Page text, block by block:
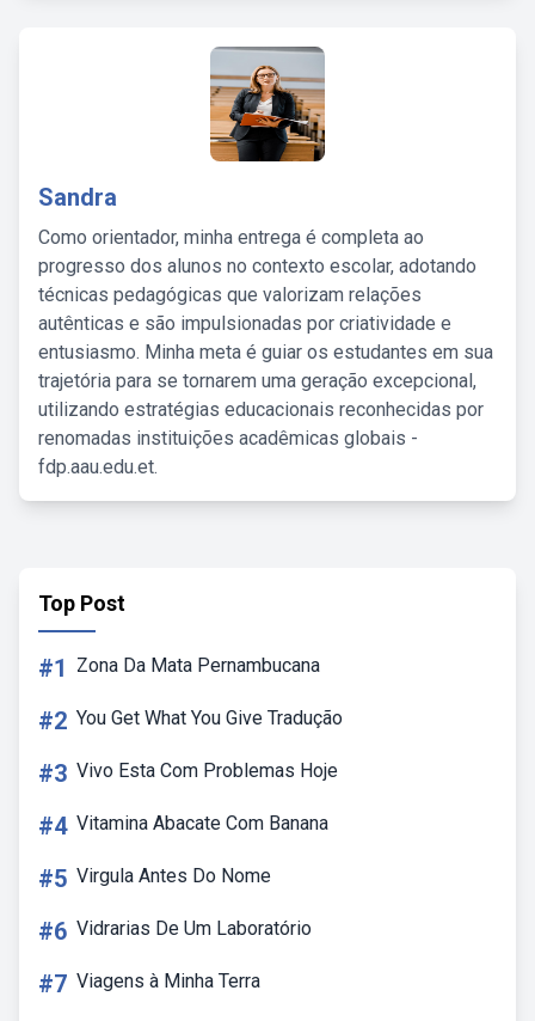
Sandra
Como orientador, minha entrega é completa ao
progresso dos alunos no contexto escolar, adotando
técnicas pedagógicas que valorizam relações
autênticas e são impulsionadas por criatividade e
entusiasmo. Minha meta é guiar os estudantes em sua
trajetória para se tornarem uma geração excepcional,
utilizando estratégias educacionais reconhecidas por
renomadas instituições acadêmicas globais -
fdp.aau.edu.et.
Top Post
#1 Zona Da Mata Pernambucana
#2 You Get What You Give Tradução
#3 Vivo Esta Com Problemas Hoje
#4 Vitamina Abacate Com Banana
#5 Virgula Antes Do Nome
#6 Vidrarias De Um Laboratório
#7 Viagens à Minha Terra